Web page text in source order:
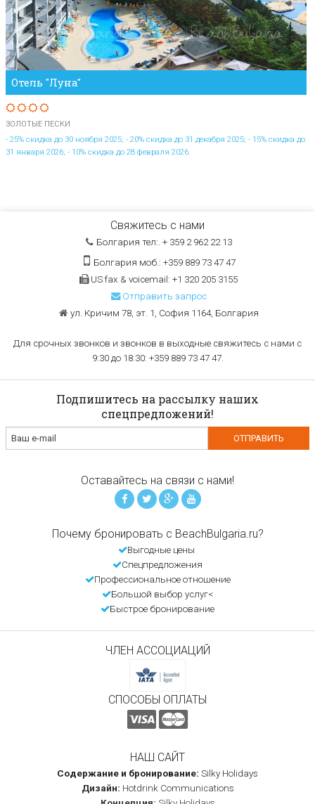
Отель "Луна"
ЗОЛОТЫЕ ПЕСКИ
- 25% скидка до 30 ноября 2025; - 20% скидка до 31 декабря 2025; - 15% скидка до
31 января 2026; - 10% скидка до 28 февраля 2026.
Свяжитесь с нами
Болгария тел:. + 359 2 962 22 13
Болгария моб.: +359 889 73 47 47
US fax & voicemail: +1 320 205 3155
Отправить запрос
ул. Кричим 78, эт. 1, София 1164, Болгария
Для срочных звонков и звонков в выходные свяжитесь с нами с
9:30 до 18:30: +359 889 73 47 47.
Подпишитесь на рассылку наших
спецпредложений!
Оставайтесь на связи с нами!
Почему бронировать с BeachBulgaria.ru?
Выгодные цены
Спецпредложения
Профессиональное отношение
Большой выбор услуг<
Быстрое бронирование
ЧЛЕН АССОЦИАЦИЙ
СПОСОБЫ ОПЛАТЫ
НАШ САЙТ
Содержание и бронирование: Silky Holidays
Дизайн: Hotdrink Communications